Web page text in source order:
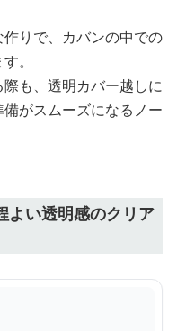
りで、カバンの中での
。
も、透明カバー越しに
がスムーズになるノー
よい透明感のクリア